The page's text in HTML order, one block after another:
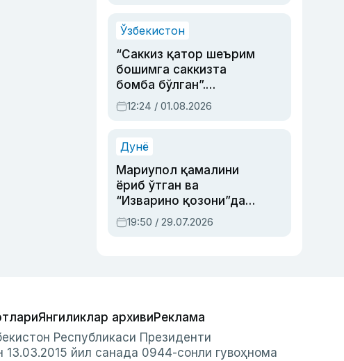
Ўзбекистон
“Саккиз қатор шеърим
бошимга саккизта
бомба бўлган”.
Абдулла Ориповни
сиёсий айбловлардан
12:24 / 01.08.2026
Дунё
Мариупол қамалини
ёриб ўтган ва
“Изварино қозони”дан
чиққан қаҳрамон —
Украина армияси бош
19:50 / 29.07.2026
Янгиликлар архивиРеклама
Республикаси Президенти
йил санада 0944-сонли гувоҳнома